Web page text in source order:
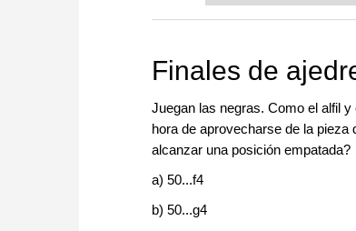
more efficiently,
Finales de
Juegan las negras. Como el alfil
hora de aprovecharse de la
alcanzar una posición empatada?
a) 50...f4
b) 50...g4